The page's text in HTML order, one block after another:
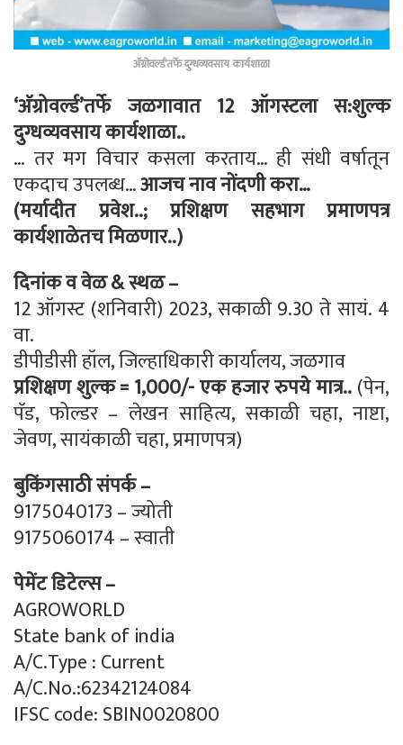
अ‍ॅग्रोवर्ल्ड’तर्फे दुग्धव्यवसाय कार्यशाळा
‘अ‍ॅग्रोवर्ल्ड’तर्फे जळगावात 12 ऑगस्टला स:शुल्क
दुग्धव्यवसाय कार्यशाळा..
… तर मग विचार कसला करताय… ही संधी वर्षातून
एकदाच उपलब्ध…आजच नाव नोंदणी करा…
(मर्यादीत प्रवेश..; प्रशिक्षण सहभाग प्रमाणपत्र
कार्यशाळेतच मिळणार..)
दिनांक व वेळ & स्थळ –
12 ऑगस्ट (शनिवारी) 2023, सकाळी 9.30 ते सायं. 4
वा.
डीपीडीसी हॉल, जिल्हाधिकारी कार्यालय, जळगाव
प्रशिक्षण शुल्क = 1,000/- एक हजार रुपये मात्र..(पेन,
पॅड, फोल्डर – लेखन साहित्य, सकाळी चहा, नाष्टा,
जेवण, सायंकाळी चहा, प्रमाणपत्र)
बुकिंगसाठी संपर्क –
9175040173 – ज्योती
9175060174 – स्वाती
पेमेंट डिटेल्स –
AGROWORLD
State bank of india
A/C.Type : Current
A/C.No.:62342124084
IFSC code: SBIN0020800